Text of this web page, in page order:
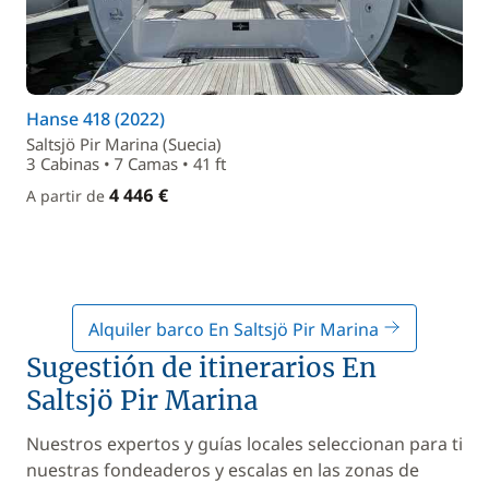
Hanse 418 (2022)
Saltsjö Pir Marina (Suecia)
3 Cabinas • 7 Camas • 41 ft
A partir de 4 446 €
Alquiler barco En Saltsjö Pir Marina
Sugestión de itinerarios En
Saltsjö Pir Marina
Nuestros expertos y guías locales seleccionan para ti
nuestras fondeaderos y escalas en las zonas de